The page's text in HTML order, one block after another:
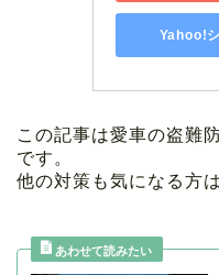
Yahoo!
この記事は愛車の盗難
です。
他の対策も気になる方